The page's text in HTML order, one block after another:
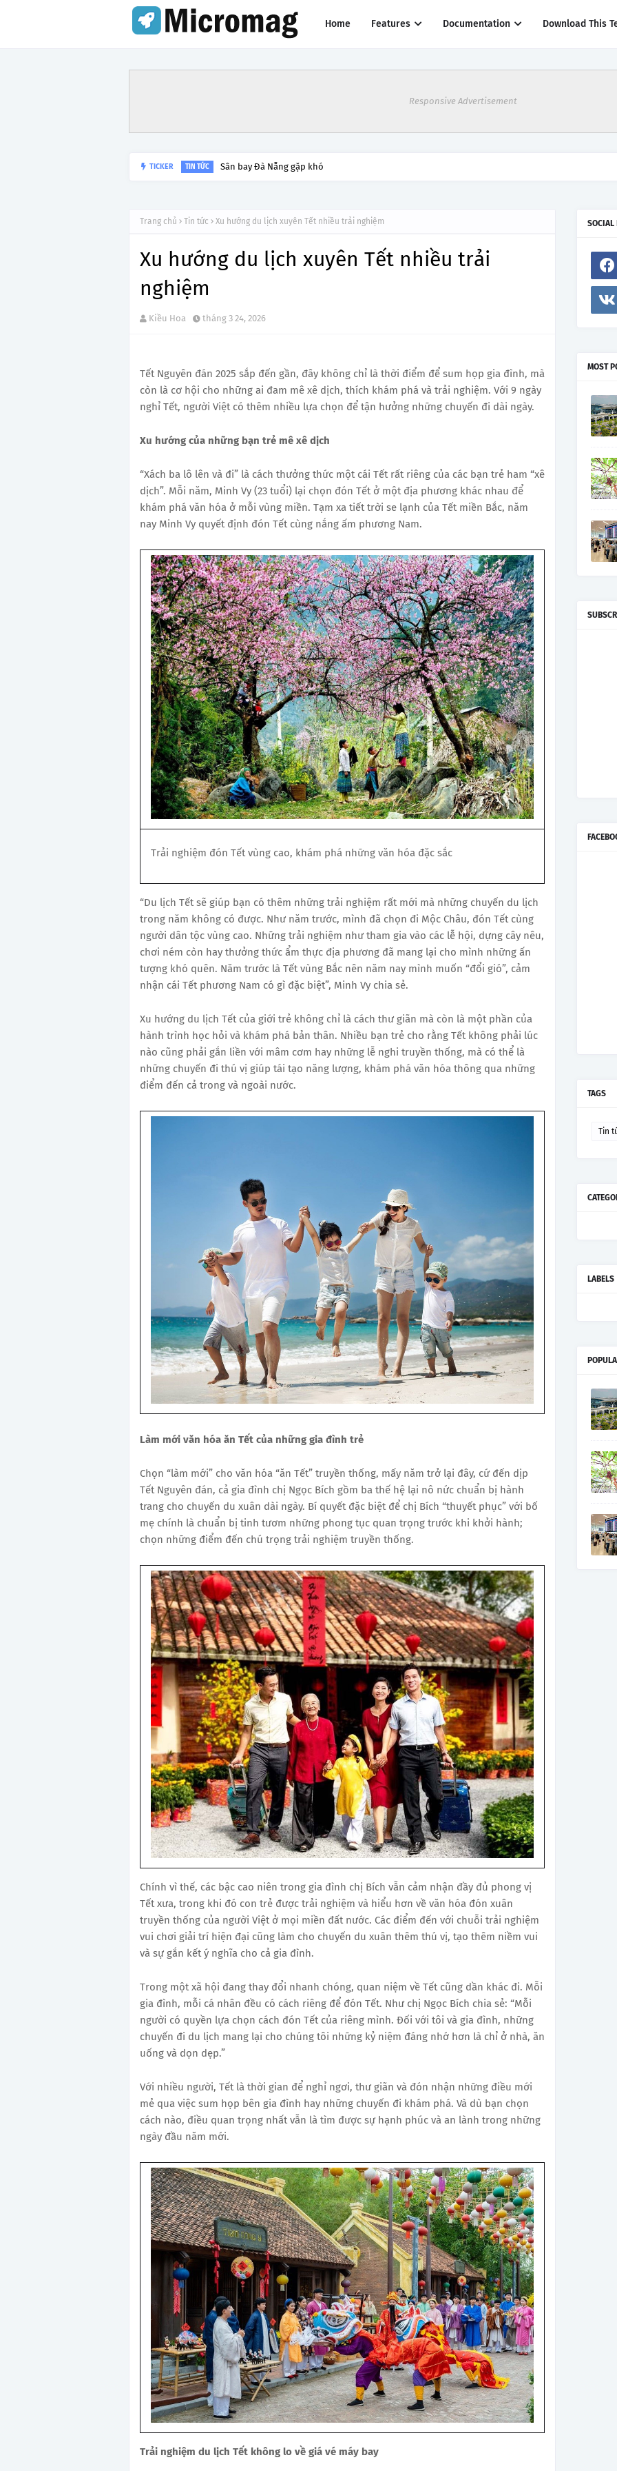
Home Features Documentation Download This
Responsive Advertisement
TICKER TIN TỨC Sân bay Đà Nẵng gặp khó
Trang chủ Tin tức Xu hướng du lịch xuyên Tết nhiều trải nghiệm
Xu hướng du lịch xuyên Tết nhiều trải
nghiệm
Kiều Hoa tháng 3 24, 2026
Tết Nguyên đán 2025 sắp đến gần, đây không chỉ là thời điểm để sum họp gia đình, mà
còn là cơ hội cho những ai đam mê xê dịch, thích khám phá và trải nghiệm. Với 9 ngày
nghỉ Tết, người Việt có thêm nhiều lựa chọn để tận hưởng những chuyến đi dài ngày.
Xu hướng của những bạn trẻ mê xê dịch
“Xách ba lô lên và đi” là cách thưởng thức một cái Tết rất riêng của các bạn trẻ ham “xê
dịch”. Mỗi năm, Minh Vy (23 tuổi) lại chọn đón Tết ở một địa phương khác nhau để
khám phá văn hóa ở mỗi vùng miền. Tạm xa tiết trời se lạnh của Tết miền Bắc, năm
nay Minh Vy quyết định đón Tết cùng nắng ấm phương Nam.
Trải nghiệm đón Tết vùng cao, khám phá những văn hóa đặc sắc
“Du lịch Tết sẽ giúp bạn có thêm những trải nghiệm rất mới mà những chuyến du lịch
trong năm không có được. Như năm trước, mình đã chọn đi Mộc Châu, đón Tết cùng
người dân tộc vùng cao. Những trải nghiệm như tham gia vào các lễ hội, dựng cây nêu,
chơi ném còn hay thưởng thức ẩm thực địa phương đã mang lại cho mình những ấn
tượng khó quên. Năm trước là Tết vùng Bắc nên năm nay mình muốn “đổi gió”, cảm
nhận cái Tết phương Nam có gì đặc biệt”, Minh Vy chia sẻ.
Xu hướng du lịch Tết của giới trẻ không chỉ là cách thư giãn mà còn là một phần của
hành trình học hỏi và khám phá bản thân. Nhiều bạn trẻ cho rằng Tết không phải lúc
nào cũng phải gắn liền với mâm cơm hay những lễ nghi truyền thống, mà có thể là
những chuyến đi thú vị giúp tái tạo năng lượng, khám phá văn hóa thông qua những
điểm đến cả trong và ngoài nước.
Làm mới văn hóa ăn Tết của những gia đình trẻ
Chọn “làm mới” cho văn hóa “ăn Tết” truyền thống, mấy năm trở lại đây, cứ đến dịp
Tết Nguyên đán, cả gia đình chị Ngọc Bích gồm ba thế hệ lại nô nức chuẩn bị hành
trang cho chuyến du xuân dài ngày. Bí quyết đặc biệt để chị Bích “thuyết phục” với bố
mẹ chính là chuẩn bị tinh tươm những phong tục quan trọng trước khi khởi hành;
chọn những điểm đến chú trọng trải nghiệm truyền thống.
Chính vì thế, các bậc cao niên trong gia đình chị Bích vẫn cảm nhận đầy đủ phong vị
Tết xưa, trong khi đó con trẻ được trải nghiệm và hiểu hơn về văn hóa đón xuân
truyền thống của người Việt ở mọi miền đất nước. Các điểm đến với chuỗi trải nghiệm
vui chơi giải trí hiện đại cũng làm cho chuyến du xuân thêm thú vị, tạo thêm niềm vui
và sự gắn kết ý nghĩa cho cả gia đình.
Trong một xã hội đang thay đổi nhanh chóng, quan niệm về Tết cũng dần khác đi. Mỗi
gia đình, mỗi cá nhân đều có cách riêng để đón Tết. Như chị Ngọc Bích chia sẻ: “Mỗi
người có quyền lựa chọn cách đón Tết của riêng mình. Đối với tôi và gia đình, những
chuyến đi du lịch mang lại cho chúng tôi những kỷ niệm đáng nhớ hơn là chỉ ở nhà, ăn
uống và dọn dẹp.”
Với nhiều người, Tết là thời gian để nghỉ ngơi, thư giãn và đón nhận những điều mới
mẻ qua việc sum họp bên gia đình hay những chuyến đi khám phá. Và dù bạn chọn
cách nào, điều quan trọng nhất vẫn là tìm được sự hạnh phúc và an lành trong những
ngày đầu năm mới.
Trải nghiệm du lịch Tết không lo về giá vé máy bay
SOCIAL
MOST
TAGS
Tin
LABELS